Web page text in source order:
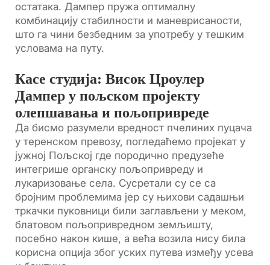
остатака. Дампер пружа оптималну
комбинацију стабилности и маневрисаности,
што га чини безбедним за употребу у тешким
условама на путу.
Касе студија: Висок Цроулер
Дампер у пољском пројекту
олепшавања и пољопривреде
Да бисмо разумели вредност пчелиних пуцача
у теренском превозу, погледаћемо пројекат у
јужној Пољској где породично предузеће
интегрише органску пољопривреду и
лукаризовање села. Сусретали су се са
бројним проблемима јер су њихови садашњи
тркачки пуковници били заглављени у меком,
блатовом пољопривредном земљишту,
посебно након кише, а већа возила нису била
корисна опција због уских путева између усева